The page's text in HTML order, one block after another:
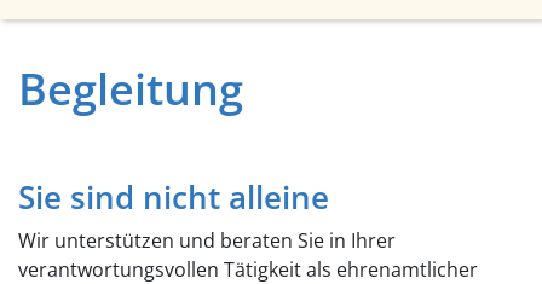
Begleitung
Sie sind nicht alleine
Wir unterstützen und beraten Sie in Ihrer
verantwortungsvollen Tätigkeit als ehrenamtlicher